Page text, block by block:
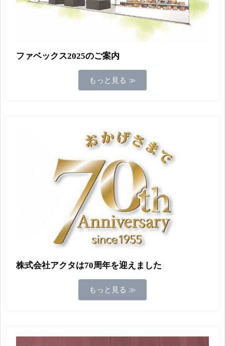
ファベックス2025のご案内
もっと見る ≫
株式会社アクタは70周年を迎えました
もっと見る ≫